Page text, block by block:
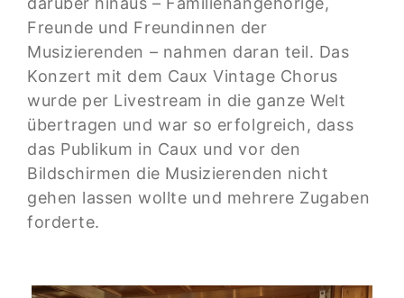
Freunde und Freundinnen der
Musizierenden – nahmen daran teil. Das
Konzert mit dem Caux Vintage Chorus
wurde per Livestream in die ganze Welt
übertragen und war so erfolgreich, dass
das Publikum in Caux und vor den
Bildschirmen die Musizierenden nicht
gehen lassen wollte und mehrere Zugaben
forderte.